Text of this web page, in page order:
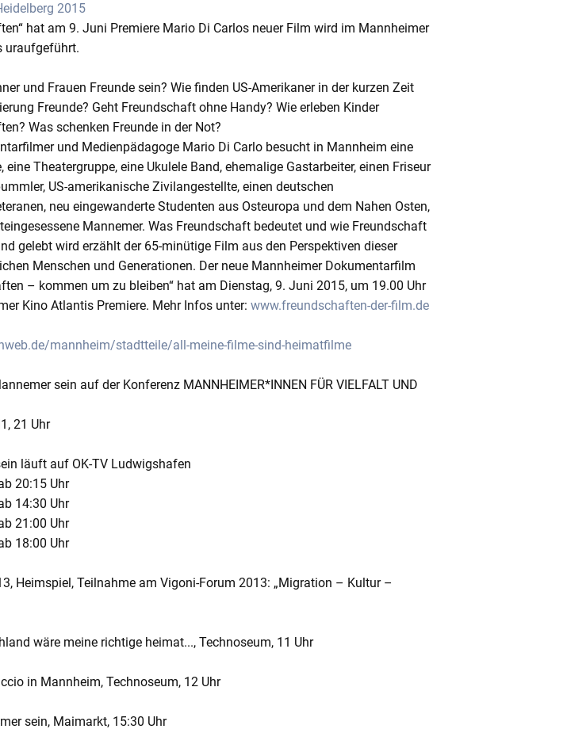
2015
hat am 9. Juni Premiere Mario Di Carlos neuer Film wird im Mannheimer
uraufgeführt.
und Frauen Freunde sein? Wie finden US-Amerikaner in der kurzen Zeit
Freunde? Geht Freundschaft ohne Handy? Wie erleben Kinder
Was schenken Freunde in der Not?
und Medienpädagoge Mario Di Carlo besucht in Mannheim eine
eine Theatergruppe, eine Ukulele Band, ehemalige Gastarbeiter, einen Friseur
US-amerikanische Zivilangestellte, einen deutschen
neu eingewanderte Studenten aus Osteuropa und dem Nahen Osten,
Mannemer. Was Freundschaft bedeutet und wie Freundschaft
gelebt wird erzählt der 65-minütige Film aus den Perspektiven dieser
Menschen und Generationen. Der neue Mannheimer Dokumentarfilm
– kommen um zu bleiben“ hat am Dienstag, 9. Juni 2015, um 19.00 Uhr
Kino Atlantis Premiere. Mehr Infos unter: www.freundschaften-der-film.de
mannheim/stadtteile/all-meine-filme-sind-heimatfilme
sein auf der Konferenz MANNHEIMER*INNEN FÜR VIELFALT UND
21 Uhr
läuft auf OK-TV Ludwigshafen
20:15 Uhr
14:30 Uhr
21:00 Uhr
18:00 Uhr
Heimspiel, Teilnahme am Vigoni-Forum 2013: „Migration – Kultur –
wäre meine richtige heimat..., Technoseum, 11 Uhr
in Mannheim, Technoseum, 12 Uhr
sein, Maimarkt, 15:30 Uhr